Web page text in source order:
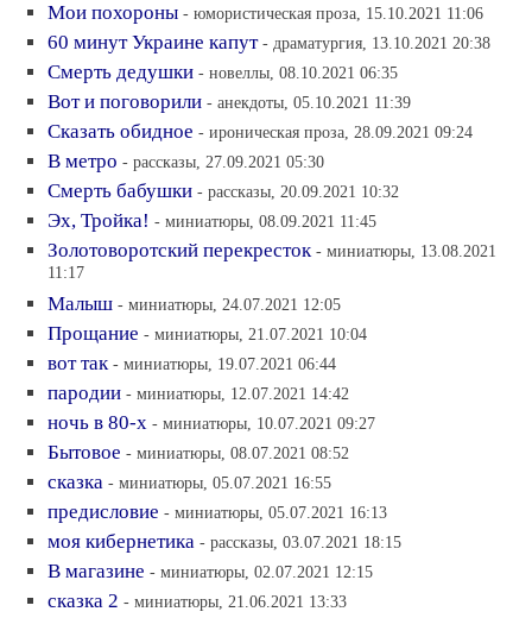
Мои похороны - юмористическая проза, 15.10.2021 11:06
60 минут Украине капут - драматургия, 13.10.2021 20:38
Смерть дедушки - новеллы, 08.10.2021 06:35
Вот и поговорили - анекдоты, 05.10.2021 11:39
Сказать обидное - ироническая проза, 28.09.2021 09:24
В метро - рассказы, 27.09.2021 05:30
Смерть бабушки - рассказы, 20.09.2021 10:32
Эх, Тройка! - миниатюры, 08.09.2021 11:45
Золотоворотский перекресток - миниатюры, 13.08.2021
11:17
Малыш - миниатюры, 24.07.2021 12:05
Прощание - миниатюры, 21.07.2021 10:04
вот так - миниатюры, 19.07.2021 06:44
пародии - миниатюры, 12.07.2021 14:42
ночь в 80-х - миниатюры, 10.07.2021 09:27
Бытовое - миниатюры, 08.07.2021 08:52
сказка - миниатюры, 05.07.2021 16:55
предисловие - миниатюры, 05.07.2021 16:13
моя кибернетика - рассказы, 03.07.2021 18:15
В магазине - миниатюры, 02.07.2021 12:15
сказка 2 - миниатюры, 21.06.2021 13:33